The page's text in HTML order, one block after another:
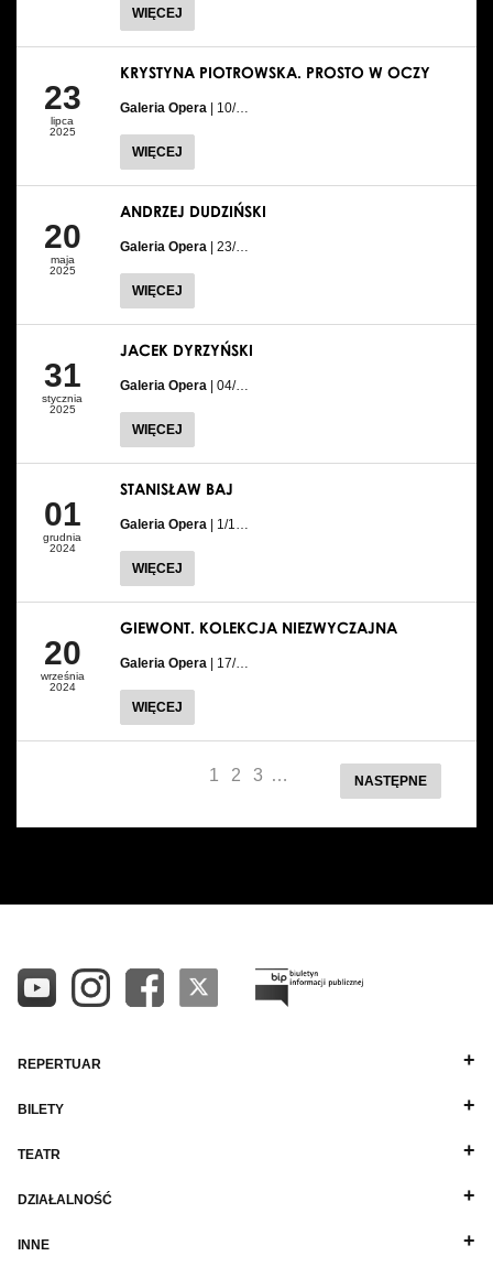
WIĘCEJ
23
lipca
2025
KRYSTYNA PIOTROWSKA. PROSTO W OCZY
Galeria Opera | 10/…
WIĘCEJ
20
maja
2025
ANDRZEJ DUDZIŃSKI
Galeria Opera | 23/…
WIĘCEJ
31
stycznia
2025
JACEK DYRZYŃSKI
Galeria Opera | 04/…
WIĘCEJ
01
grudnia
2024
STANISŁAW BAJ
Galeria Opera | 1/1…
WIĘCEJ
20
września
2024
GIEWONT. KOLEKCJA NIEZWYCZAJNA
Galeria Opera | 17/…
WIĘCEJ
1 2 3 … NASTĘPNE
REPERTUAR
BILETY
TEATR
DZIAŁALNOŚĆ
INNE